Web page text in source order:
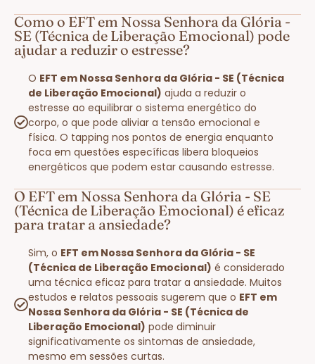
Como o EFT em Nossa Senhora da Glória -
SE (Técnica de Liberação Emocional) pode
ajudar a reduzir o estresse?
O EFT em Nossa Senhora da Glória - SE (Técnica
de Liberação Emocional) ajuda a reduzir o
estresse ao equilibrar o sistema energético do
corpo, o que pode aliviar a tensão emocional e
física. O tapping nos pontos de energia enquanto
foca em questões específicas libera bloqueios
energéticos que podem estar causando estresse.
O EFT em Nossa Senhora da Glória - SE
(Técnica de Liberação Emocional) é eficaz
para tratar a ansiedade?
Sim, o EFT em Nossa Senhora da Glória - SE
(Técnica de Liberação Emocional) é considerado
uma técnica eficaz para tratar a ansiedade. Muitos
estudos e relatos pessoais sugerem que o EFT em
Nossa Senhora da Glória - SE (Técnica de
Liberação Emocional) pode diminuir
significativamente os sintomas de ansiedade,
mesmo em sessões curtas.